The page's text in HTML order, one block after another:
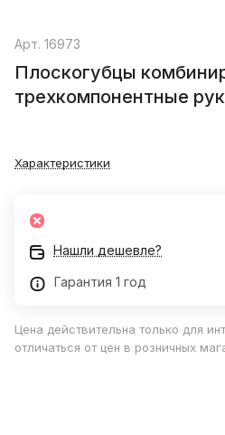
Арт. 16973
Плоскогубцы
трехкомпонентные
Характеристики
Нашли дешевле?
Гарантия 1 год
Цена действительна только для
отличаться от цен в розничных